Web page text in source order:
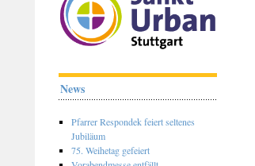
News
Pfarrer Respondek feiert seltenes
Jubiläum
75. Weihetag gefeiert